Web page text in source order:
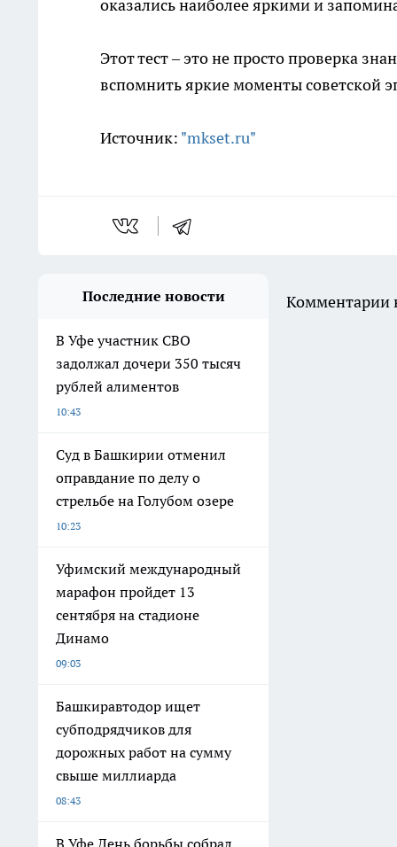
оказались наиболее яркими и
Этот тест – это не просто проверка
вспомнить яркие моменты советской
Источник: "mkset.ru"
Последние новости
В Уфе участник СВО
задолжал дочери 350 тысяч
рублей алиментов
10:43
Суд в Башкирии отменил
оправдание по делу о
стрельбе на Голубом озере
10:23
Уфимский международный
марафон пройдет 13
сентября на стадионе
Динамо
09:03
Башкиравтодор ищет
субподрядчиков для
дорожных работ на сумму
свыше миллиарда
08:43
Комментарии